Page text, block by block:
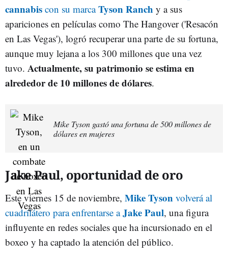
cannabis con su marcaTyson Ranch y a sus
apariciones en películas como The Hangover ('Resacón
en Las Vegas'), logró recuperar una parte de su fortuna,
aunque muy lejana a los 300 millones que una vez
tuvo. Actualmente, su patrimonio se estima en
alrededor de 10 millones de dólares.
Mike Tyson gastó una fortuna de 500 millones de
dólares en mujeres
Jake Paul, oportunidad de oro
Este viernes 15 de noviembre, Mike Tyson volverá al
cuadrilátero para enfrentarse aJake Paul, una figura
influyente en redes sociales que ha incursionado en el
boxeo y ha captado la atención del público.